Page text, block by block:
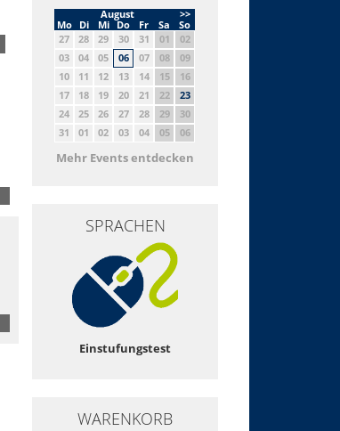
>>
August
Mo
Di Mi Do Fr Sa
So
27
28 29 30 31 01
02
03
04 05 06 07 08
09
10
11 12 13 14 15
16
17
18 19 20 21 22
23
24
25 26 27 28 29
30
31
01 02 03 04 05 06
Mehr Events entdecken
SPRACHEN
Einstufungstest
WARENKORB